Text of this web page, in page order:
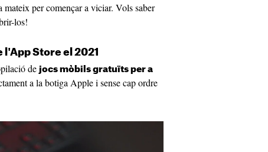
mateix per començar a viciar. Vols saber
los!
Store el 2021
de jocs mòbils gratuïts per a
a la botiga Apple i sense cap ordre